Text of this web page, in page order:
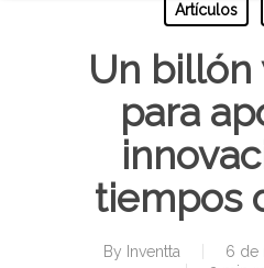
Artículos
Un billón
para
tiempos
By Inventta
6 de